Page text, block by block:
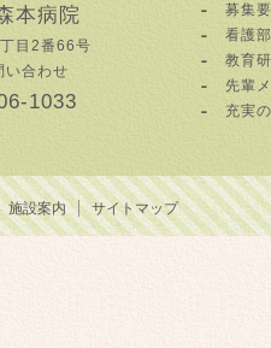
本病院
目2番66号
い合わせ
1033
募集
看護
教育
先輩
充実
施設案内 サイトマップ